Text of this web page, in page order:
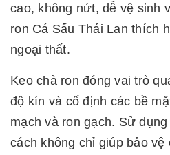
cao, không nứt, dễ vệ sinh
ron Cá Sấu Thái Lan thích
ngoại thất.
Keo chà ron đóng vai trò
độ kín và cố định các bề
mạch và ron gạch. Sử
cách không chỉ giúp bảo